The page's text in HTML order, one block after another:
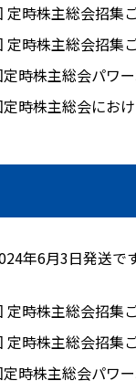
定時株主総会招集
定時株主総会招集
時株主総会パワ
時株主総会にお
年6月3日発送
定時株主総会招集
定時株主総会招集
時株主総会パワ